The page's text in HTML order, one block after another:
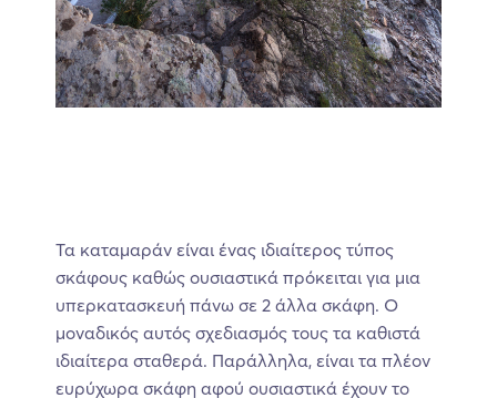
Τα καταμαράν είναι ένας ιδιαίτερος τύπος
σκάφους καθώς ουσιαστικά πρόκειται για μια
υπερκατασκευή πάνω σε 2 άλλα σκάφη. Ο
μοναδικός αυτός σχεδιασμός τους τα καθιστά
ιδιαίτερα σταθερά. Παράλληλα, είναι τα πλέον
ευρύχωρα σκάφη αφού ουσιαστικά έχουν το